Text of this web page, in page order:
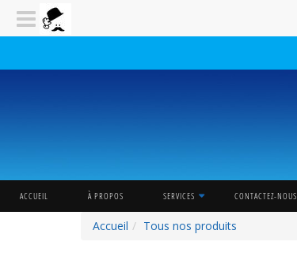
ACCUEIL À PROPOS SERVICES CONTACTEZ-NOUS
Accueil Tous nos produits